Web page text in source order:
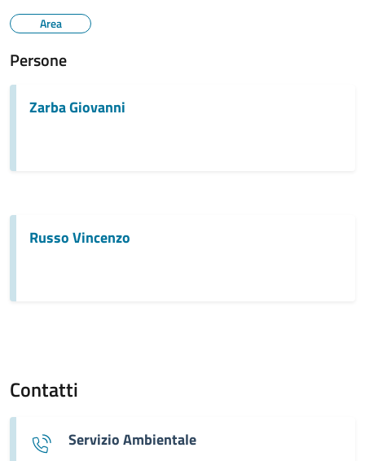
Area
Persone
Zarba Giovanni
Russo Vincenzo
Contatti
Servizio Ambientale